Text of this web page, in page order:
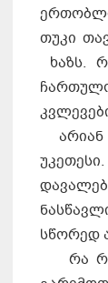
თუკი
ხაზს.
არიან
სწორედ
რა